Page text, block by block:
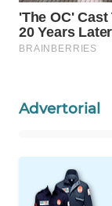
Advertorial
WAHANA
TV
CO ID
WAHANANEWS